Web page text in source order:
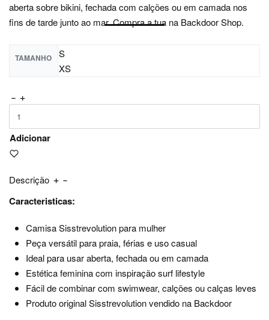
aberta sobre bikini, fechada com calções ou em camada nos
fins de tarde junto ao mar. Compra a tua na Backdoor Shop.
TAMANHO
S
XS
Adicionar
Descrição
Caracteristicas:
Camisa Sisstrevolution para mulher
Peça versátil para praia, férias e uso casual
Ideal para usar aberta, fechada ou em camada
Estética feminina com inspiração surf lifestyle
Fácil de combinar com swimwear, calções ou calças leves
Produto original Sisstrevolution vendido na Backdoor